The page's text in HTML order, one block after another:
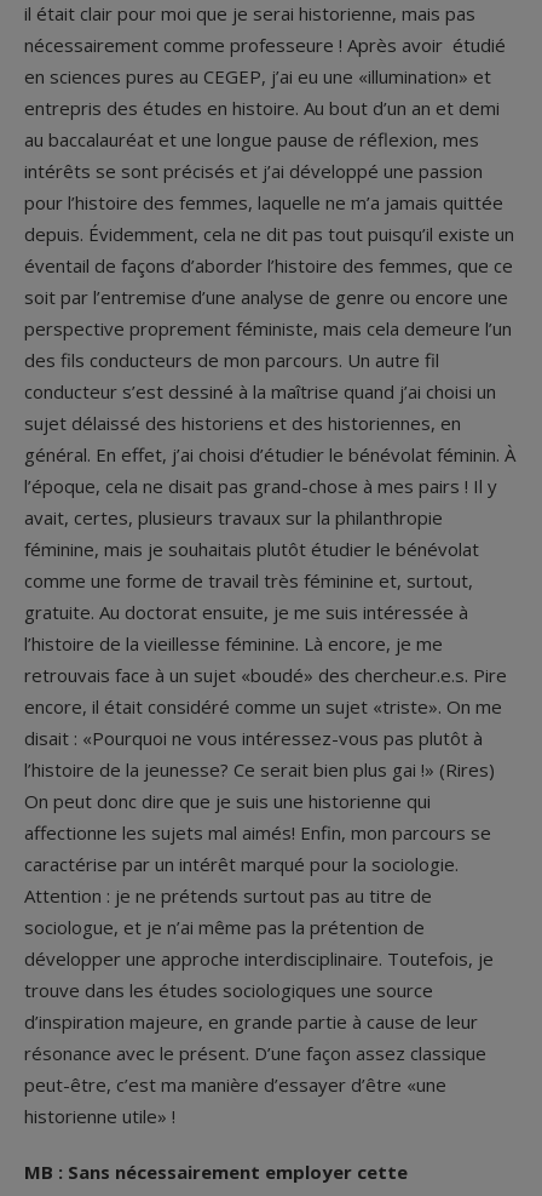
il était clair pour moi que je serai historienne, mais pas
nécessairement comme professeure ! Après avoir étudié
en sciences pures au CEGEP, j’ai eu une «illumination» et
entrepris des études en histoire. Au bout d’un an et demi
au baccalauréat et une longue pause de réflexion, mes
intérêts se sont précisés et j’ai développé une passion
pour l’histoire des femmes, laquelle ne m’a jamais quittée
depuis. Évidemment, cela ne dit pas tout puisqu’il existe un
éventail de façons d’aborder l’histoire des femmes, que ce
soit par l’entremise d’une analyse de genre ou encore une
perspective proprement féministe, mais cela demeure l’un
des fils conducteurs de mon parcours. Un autre fil
conducteur s’est dessiné à la maîtrise quand j’ai choisi un
sujet délaissé des historiens et des historiennes, en
général. En effet, j’ai choisi d’étudier le bénévolat féminin. À
l’époque, cela ne disait pas grand-chose à mes pairs ! Il y
avait, certes, plusieurs travaux sur la philanthropie
féminine, mais je souhaitais plutôt étudier le bénévolat
comme une forme de travail très féminine et, surtout,
gratuite. Au doctorat ensuite, je me suis intéressée à
l’histoire de la vieillesse féminine. Là encore, je me
retrouvais face à un sujet «boudé» des chercheur.e.s. Pire
encore, il était considéré comme un sujet «triste». On me
disait : «Pourquoi ne vous intéressez-vous pas plutôt à
l’histoire de la jeunesse? Ce serait bien plus gai !» (Rires)
On peut donc dire que je suis une historienne qui
affectionne les sujets mal aimés! Enfin, mon parcours se
caractérise par un intérêt marqué pour la sociologie.
Attention : je ne prétends surtout pas au titre de
sociologue, et je n’ai même pas la prétention de
développer une approche interdisciplinaire. Toutefois, je
trouve dans les études sociologiques une source
d’inspiration majeure, en grande partie à cause de leur
résonance avec le présent. D’une façon assez classique
peut-être, c’est ma manière d’essayer d’être «une
historienne utile» !
MB : Sans nécessairement employer cette